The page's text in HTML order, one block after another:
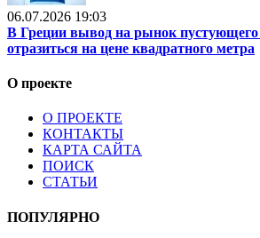
06.07.2026 19:03
В Греции вывод на рынок
отразиться на цене квадратного метра
О проекте
О ПРОЕКТЕ
КОНТАКТЫ
КАРТА САЙТА
ПОИСК
СТАТЬИ
ПОПУЛЯРНО